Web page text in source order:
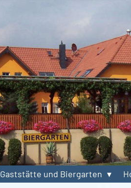
Gaststätte und Biergarten